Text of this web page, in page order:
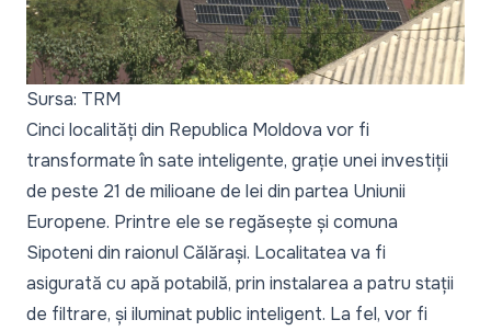
Sursa: TRM
Cinci localități din Republica Moldova vor fi
transformate în sate inteligente, grație unei investiții
de peste 21 de milioane de lei din partea Uniunii
Europene. Printre ele se regăsește și comuna
Sipoteni din raionul Călărași. Localitatea va fi
asigurată cu apă potabilă, prin instalarea a patru stații
de filtrare, și iluminat public inteligent. La fel, vor fi